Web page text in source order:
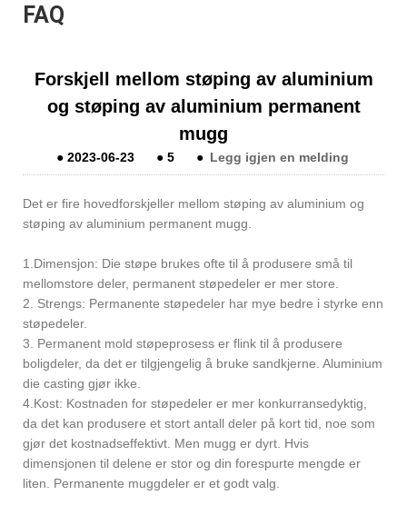
FAQ
Forskjell mellom støping av aluminium
og støping av aluminium permanent
mugg
● 2023-06-23 ● 5 ● Legg igjen en melding
Det er fire hovedforskjeller mellom støping av aluminium og
støping av aluminium permanent mugg.
1.Dimensjon: Die støpe brukes ofte til å produsere små til
mellomstore deler, permanent støpedeler er mer store.
2. Strengs: Permanente støpedeler har mye bedre i styrke enn
støpedeler.
3. Permanent mold støpeprosess er flink til å produsere
boligdeler, da det er tilgjengelig å bruke sandkjerne. Aluminium
die casting gjør ikke.
4.Kost: Kostnaden for støpedeler er mer konkurransedyktig,
da det kan produsere et stort antall deler på kort tid, noe som
gjør det kostnadseffektivt. Men mugg er dyrt. Hvis
dimensjonen til delene er stor og din forespurte mengde er
liten. Permanente muggdeler er et godt valg.